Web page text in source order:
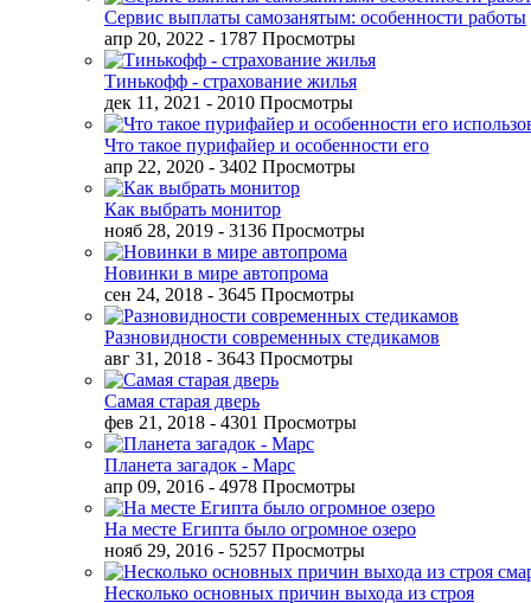
Сервис выплаты самозанятым: особенности работы
апр 20, 2022 - 1787 Просмотры
Тинькофф - страхование жилья
дек 11, 2021 - 2010 Просмотры
Что такое пурифайер и особенности его
апр 22, 2020 - 3402 Просмотры
Как выбрать монитор
нояб 28, 2019 - 3136 Просмотры
Новинки в мире автопрома
сен 24, 2018 - 3645 Просмотры
Разновидности современных стедикамов
авг 31, 2018 - 3643 Просмотры
Самая старая дверь
фев 21, 2018 - 4301 Просмотры
Планета загадок - Марс
апр 09, 2016 - 4978 Просмотры
На месте Египта было огромное озеро
нояб 29, 2016 - 5257 Просмотры
Несколько основных причин выхода из строя